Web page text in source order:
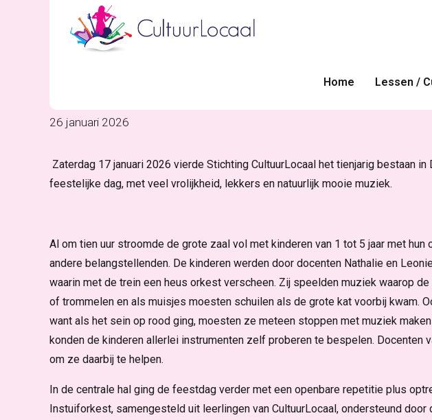
Home Lessen /
Geslaagde jubileumdag
26 januari 2026
Zaterdag 17 januari 2026 vierde Stichting CultuurLocaal het tienjarig bestaan in
feestelijke dag, met veel vrolijkheid, lekkers en natuurlijk mooie muziek.
Al om tien uur stroomde de grote zaal vol met kinderen van 1 tot 5 jaar met hun
andere belangstellenden. De kinderen werden door docenten Nathalie en
waarin met de trein een heus orkest verscheen. Zij speelden muziek waarop
of trommelen en als muisjes moesten schuilen als de grote kat voorbij kwam.
want als het sein op rood ging, moesten ze meteen stoppen met muziek
konden de kinderen allerlei instrumenten zelf proberen te bespelen. Docenten
om ze daarbij te helpen.
In de centrale hal ging de feestdag verder met een openbare repetitie plus
Instuiforkest, samengesteld uit leerlingen van CultuurLocaal, ondersteund door